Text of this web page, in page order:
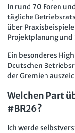
In rund 70 Foren
tägliche
über
Projektplanung und
Ein besonderes
Deutschen
der Gremien
Welchen Part
#BR26?
Ich werde